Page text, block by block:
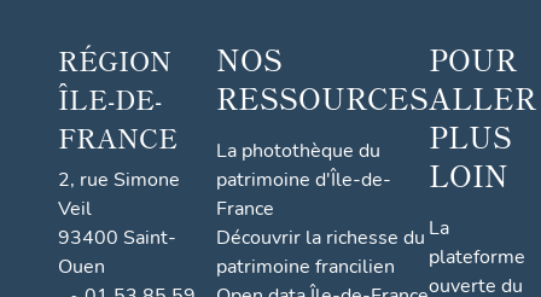
RÉGION
ÎLE-DE-
FRANCE
2, rue Simone
Veil
93400 Saint-
Ouen
NOS
RESSOURCES
La photothèque du
patrimoine d'Île-de-
France
Découvrir la richesse du
patrimoine francilien
POUR
ALLER
PLUS
LOIN
La
plateforme
ouverte du